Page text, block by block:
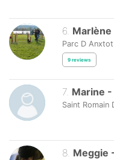
6. Marlène
Parc D Anxtot
9 reviews
7. Marine -
Saint Romain
8. Meggie